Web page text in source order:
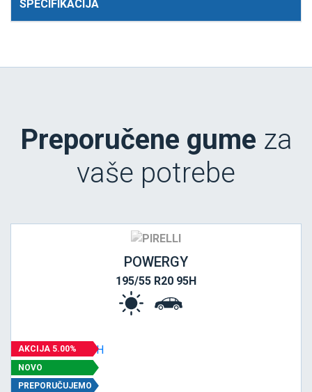
SPECIFIKACIJA
Preporučene gume za
vaše potrebe
POWERGY
195/55 R20 95H
AKCIJA 5.00%
NOVO
PREPORUČUJEMO